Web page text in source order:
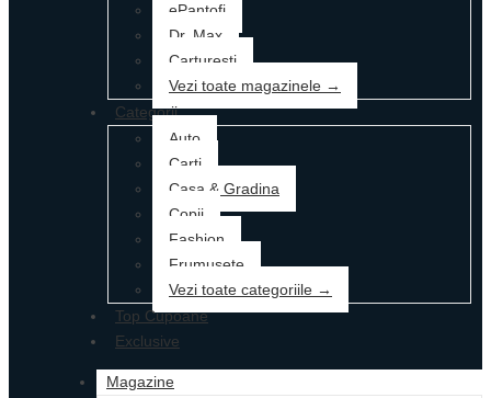
ePantofi
Dr. Max
Carturesti
Vezi toate magazinele →
Categorii
Auto
Carti
Casa & Gradina
Copii
Fashion
Frumusete
Vezi toate categoriile →
Top Cupoane
Exclusive
Magazine